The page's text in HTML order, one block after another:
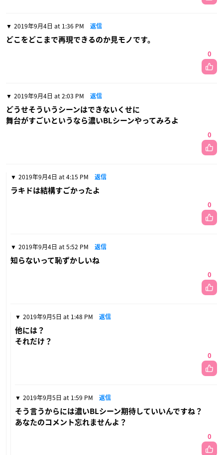
2019年9月4日 at 1:36 PM 返信
どこをどこまで再現できるのか見モノです。
0
2019年9月4日 at 2:03 PM 返信
どうせそういうシーンはできないくせに
舞台がすごいというなら濃いBLシーンやってみろよ
0
2019年9月4日 at 4:15 PM 返信
ラキドは結構すごかったよ
0
2019年9月4日 at 5:52 PM 返信
知らないって恥ずかしいね
0
2019年9月5日 at 1:48 PM 返信
他には？
それだけ？
0
2019年9月5日 at 1:59 PM 返信
そう言うからには濃いBLシーン期待していいんですね？
あなたのコメント忘れませんよ？
0